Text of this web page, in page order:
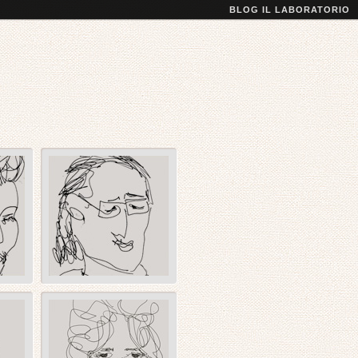
BLOG IL LABORATORIO